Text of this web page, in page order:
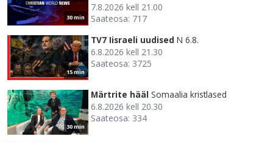
30 min
7.8.2026 kell 21.00
Saateosa: 717
15 min
TV7 Iisraeli uudised N 6.8.
6.8.2026 kell 21.30
Saateosa: 3725
30 min
Märtrite hääl Somaalia kristlased
6.8.2026 kell 20.30
Saateosa: 334